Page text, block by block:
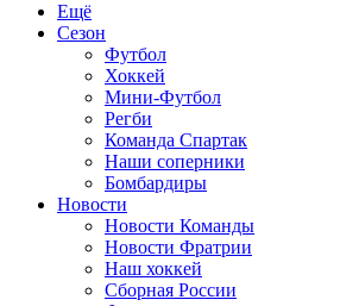
Ещё
Сезон
Футбол
Хоккей
Мини-Футбол
Регби
Команда Спартак
Наши соперники
Бомбардиры
Новости
Новости Команды
Новости Фратрии
Наш хоккей
Сборная России